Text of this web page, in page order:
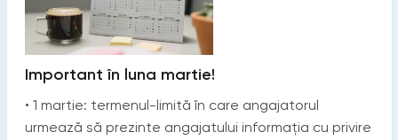
Important în luna martie!
• 1 martie: termenul-limită în care angajatorul
urmează să prezinte angajatului informația cu privire